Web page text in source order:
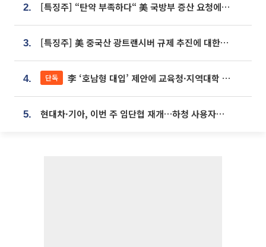
2. [특징주] “탄약 부족하다“ 美 국방부 증산 요청에⋯국내 방산주 급등세
3. [특징주] 美 중국산 광트랜시버 규제 추진에 대한광통신 등 광통신株 강세
4. 단독 李 ‘호남형 대입’ 제안에 교육청·지역대학 서·논술형 입시 연계 '착수'
5. 현대차·기아, 이번 주 임단협 재개…하청 사용자성 재심도 ‘변수’